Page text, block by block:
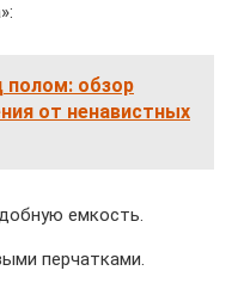
обзор
от ненавистных
емкость.
перчатками.